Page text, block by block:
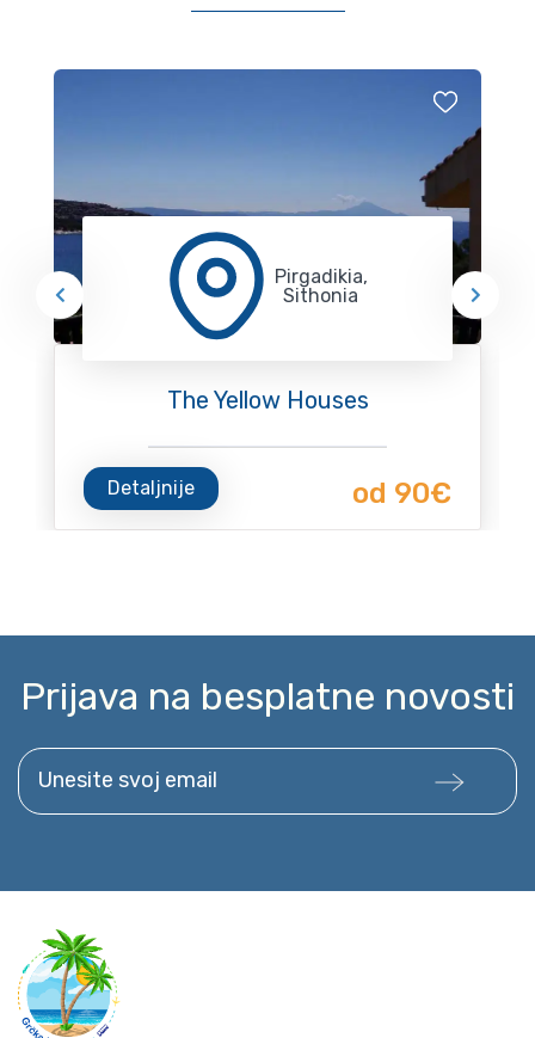
Pirgadikia,
Sithonia
The Yellow Houses
Detaljnije od 90€
Prijava na besplatne novosti
Unesite svoj email